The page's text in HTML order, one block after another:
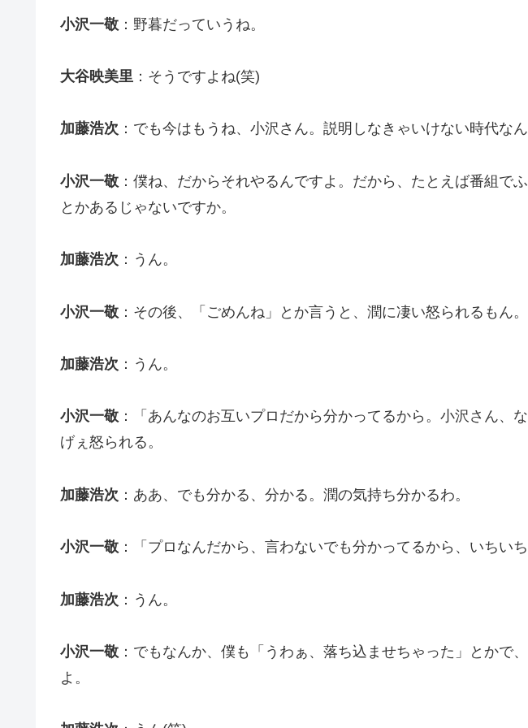
小沢一敬 ：野暮だっていうね。
大谷映美里 ：そうですよね(笑)
加藤浩次 ：でも今はもうね、小沢さん。説明しなきゃいけない時代な
小沢一敬 ：僕ね、だからそれやるんですよ。だから、たとえば番組で
とかあるじゃないですか。
加藤浩次 ：うん。
小沢一敬 ：その後、「ごめんね」とか言うと、潤に凄い怒られるもん。
加藤浩次 ：うん。
小沢一敬 ：「あんなのお互いプロだから分かってるから。小沢さん、
げぇ怒られる。
加藤浩次 ：ああ、でも分かる、分かる。潤の気持ち分かるわ。
小沢一敬 ：「プロなんだから、言わないでも分かってるから、いちい
加藤浩次 ：うん。
小沢一敬 ：でもなんか、僕も「うわぁ、落ち込ませちゃった」とかで
よ。